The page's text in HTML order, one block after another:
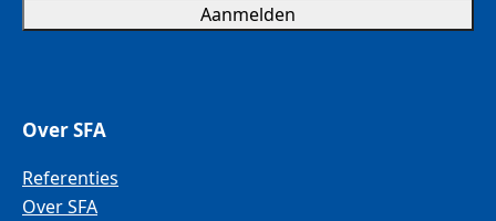
Aanmelden
Over SFA
Referenties
Over SFA